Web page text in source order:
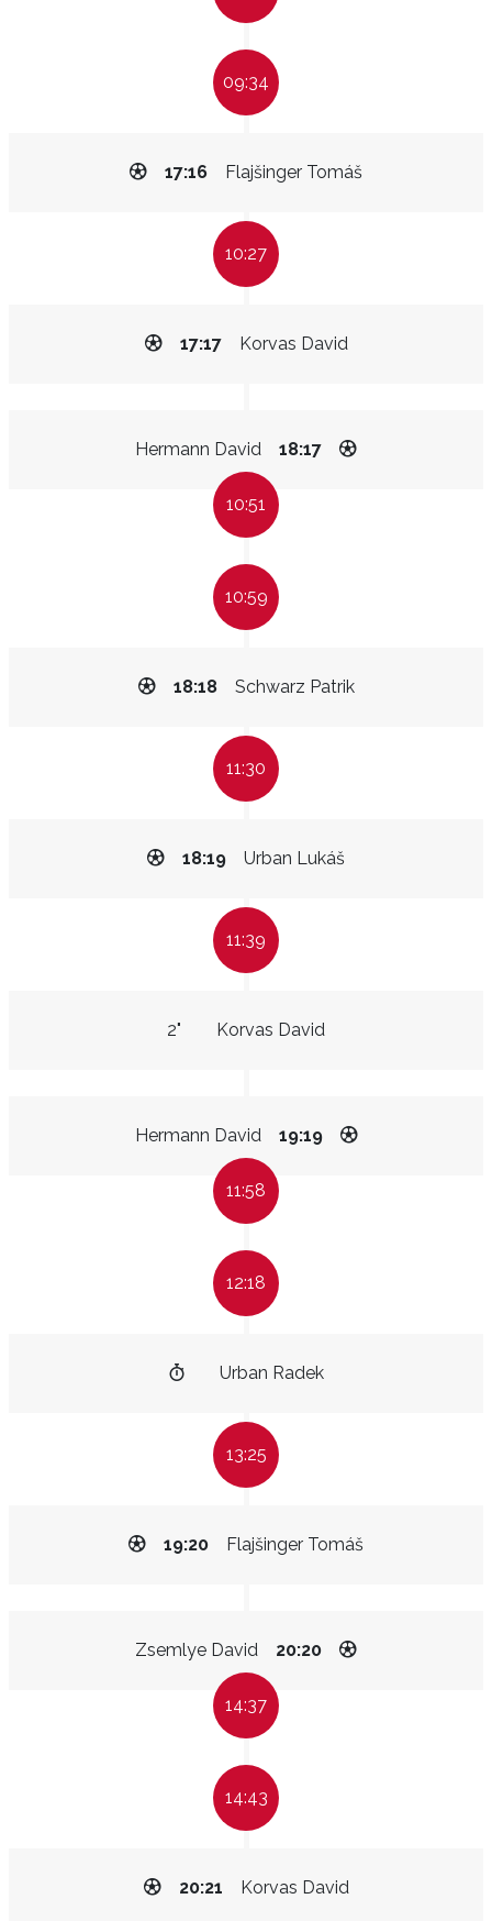
09:34
Flajšinger Tomáš
17:16
10:27
Korvas David
17:17
Hermann David 18:17
10:51
10:59
Schwarz Patrik
18:18
11:30
Urban Lukáš
18:19
11:39
Korvas David
2"
Hermann David 19:19
11:58
12:18
Urban Radek
13:25
Flajšinger Tomáš
19:20
Zsemlye David 20:20
14:37
14:43
Korvas David
20:21